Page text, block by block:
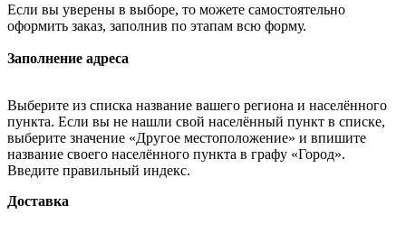
Если вы уверены в выборе, то можете самостоятельно
оформить заказ, заполнив по этапам всю форму.
Заполнение адреса
Выберите из списка название вашего региона и населённого
пункта. Если вы не нашли свой населённый пункт в списке,
выберите значение «Другое местоположение» и впишите
название своего населённого пункта в графу «Город».
Введите правильный индекс.
Доставка